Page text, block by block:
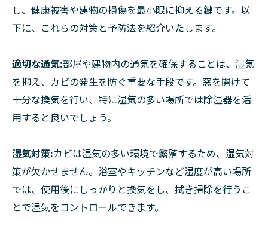
し、健康被害や建物の損傷を最小限に抑える鍵です。以
下に、これらの対策と予防法を紹介いたします。
適切な通気:部屋や建物内の通気を確保することは、湿気
を抑え、カビの発生を防ぐ重要な手段です。窓を開けて
十分な換気を行い、特に湿気の多い場所では除湿器を活
用すると良いでしょう。
湿気対策:カビは湿気の多い環境で繁殖するため、湿気対
策が欠かせません。浴室やキッチンなど湿度が高い場所
では、使用後にしっかりと換気をし、拭き掃除を行うこ
とで湿気をコントロールできます。